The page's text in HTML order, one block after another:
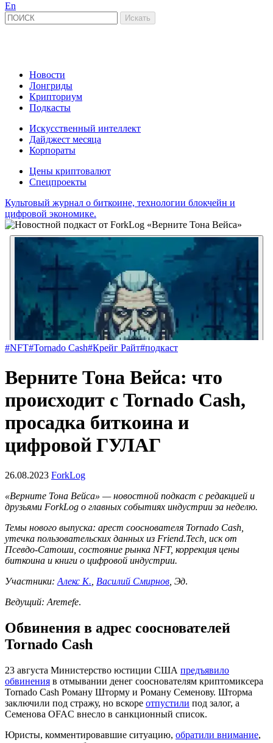
En
Новости
Лонгриды
Крипториум
Подкасты
Искусственный интеллект
Дайджест месяца
Корпораты
Цены криптовалют
Спецпроекты
Культовый журнал о биткоине, технологии блокчейн и
цифровой экономике.
#NFT#Tornado Cash#Крейг Райт#подкаст
Верните Тона Вейса: что
происходит с Tornado Cash,
просадка биткоина и
цифровой ГУЛАГ
26.08.2023 ForkLog
«Верните Тона Вейса» — новостной подкаст с редакцией и
друзьями ForkLog о главных событиях индустрии за неделю.
Темы нового выпуска: арест сооснователя Tornado Cash,
утечка пользовательских данных из Friend.Tech, иск от
Псевдо-Сатоши, состояние рынка NFT, коррекция цены
биткоина и книги о цифровой индустрии.
Участники: Алекс К. Василий Смирнов , Эд.
Ведущий: Aremefe.
Обвинения в адрес сооснователей
Tornado Cash
23 августа Министерство юстиции США предъявило
обвинения в отмывании денег сооснователям криптомиксера
Tornado Cash Роману Шторму и Роману Семенову. Шторма
заключили под стражу, но вскоре отпустили под залог, а
Семенова OFAC внесло в санкционный список.
Юристы, комментировавшие ситуацию, обратили внимание,